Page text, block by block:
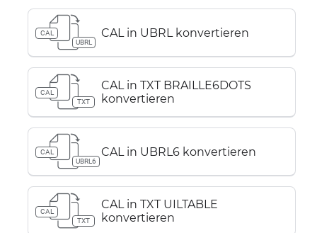
CAL
UBRL
CAL in UBRL konvertieren
CAL
TXT
CAL in TXT BRAILLE6DOTS
konvertieren
CAL
UBRL6
CAL in UBRL6 konvertieren
CAL
TXT
CAL in TXT UILTABLE
konvertieren